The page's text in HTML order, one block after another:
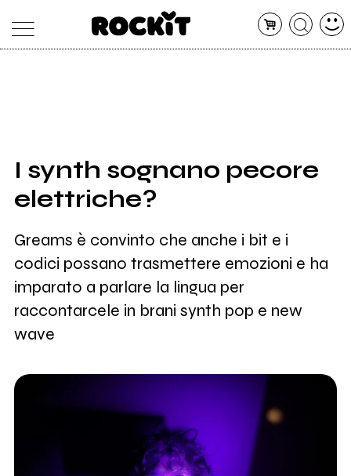
SHOP
RADIO
I synth sognano pecore
elettriche?
Greams è convinto che anche i bit e i
codici possano trasmettere emozioni e ha
imparato a parlare la lingua per
raccontarcele in brani synth pop e new
wave